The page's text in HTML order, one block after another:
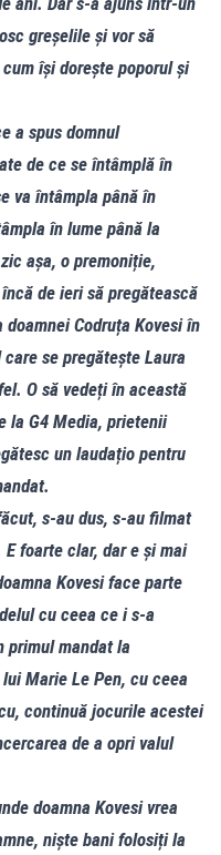
greșelile și vor să
își dorește poporul și
a spus domnul
de ce se întâmplă în
va întâmpla până în
în lume până la
așa, o premoniție,
de ieri să pregătească
Codruța Kovesi în
se pregătește Laura
O să vedeți în această
la G4 Media, prietenii
un laudațio pentru
s-au dus, s-au filmat
foarte clar, dar e și mai
Kovesi face parte
cu ceea ce i s-a
primul mandat la
Marie Le Pen, cu ceea
continuă jocurile acestei
de a opri valul
doamna Kovesi vrea
niște bani folosiți la